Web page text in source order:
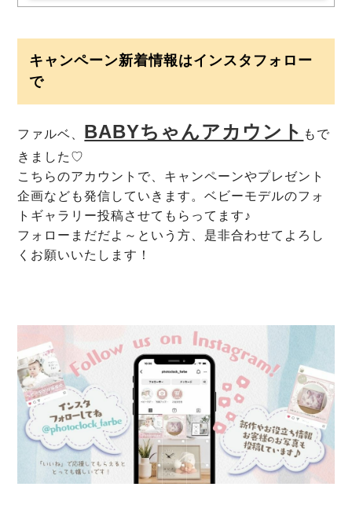
キャンペーン新着情報はインスタフォロー
で
ファルベ、 BABYちゃんアカウント もで
きました♡
こちらのアカウントで、キャンペーンやプレゼント
企画なども発信していきます。ベビーモデルのフォ
トギャラリー投稿させてもらってます♪
フォローまだだよ～という方、是非合わせてよろし
くお願いいたします！